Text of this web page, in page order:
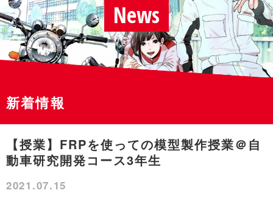
News
新着情報
【授業】FRPを使っての模型製作授業＠自
動車研究開発コース3年生
2021.07.15